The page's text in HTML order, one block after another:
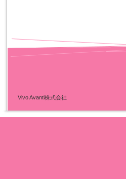
Vivo Avanti株式会社